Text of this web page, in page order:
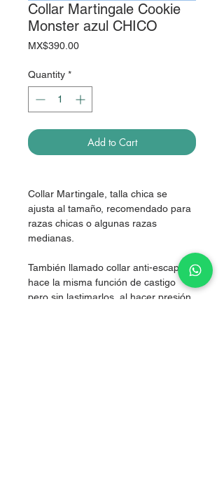
Collar Martingale Cookie
Monster azul CHICO
MX$390.00Price
Quantity *
Add to Cart
Collar Martingale, talla chica se
ajusta al tamaño, recomendado para
razas chicas o algunas razas
medianas.
También llamado collar anti-escape,
hace la misma función de castigo
pero sin lastimarlos, al hacer presión